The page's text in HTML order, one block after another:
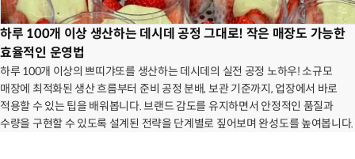
하루 100개 이상 생산하는 데시데 공정 그대로! 작은 매장도 가능한
효율적인 운영법
하루 100개 이상의 쁘띠갸또를 생산하는 데시데의 실전 공정 노하우! 소규모
매장에 최적화된 생산 흐름부터 준비 공정 분배, 보관 기준까지, 업장에서 바로
적용할 수 있는 팁을 배워봅니다. 브랜드 감도를 유지하면서 안정적인 품질과
수량을 구현할 수 있도록 설계된 전략을 단계별로 짚어보며 완성도를 높여봅니다.